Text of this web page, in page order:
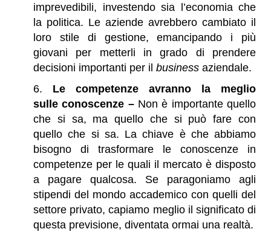
imprevedibili, investendo sia l’economia che
la politica. Le aziende avrebbero cambiato il
loro stile di gestione, emancipando i più
giovani per metterli in grado di prendere
decisioni importanti per il business aziendale.
Le competenze avranno la meglio
sulle conoscenze – Non è importante quello
che si sa, ma quello che si può fare con
quello che si sa. La chiave è che abbiamo
bisogno di trasformare le conoscenze in
competenze per le quali il mercato è disposto
a pagare qualcosa. Se paragoniamo agli
stipendi del mondo accademico con quelli del
settore privato, capiamo meglio il significato di
questa previsione, diventata ormai una realtà.